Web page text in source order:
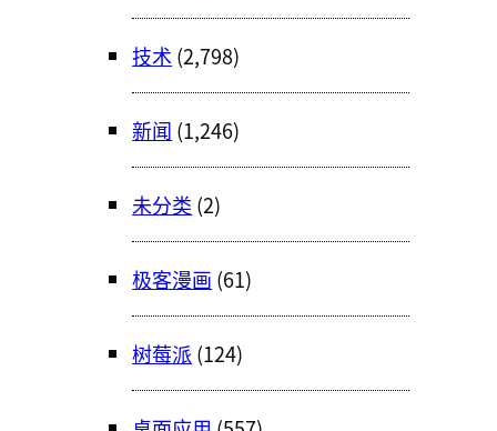
技术 (2,798)
新闻 (1,246)
未分类 (2)
极客漫画 (61)
树莓派 (124)